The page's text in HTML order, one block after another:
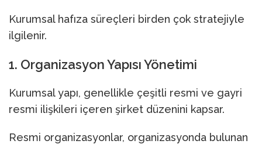
Kurumsal hafıza süreçleri birden çok stratejiyle
ilgilenir.
1. Organizasyon Yapısı Yönetimi
Kurumsal yapı, genellikle çeşitli resmi ve gayri
resmi ilişkileri içeren şirket düzenini kapsar.
Resmi organizasyonlar, organizasyonda bulunan